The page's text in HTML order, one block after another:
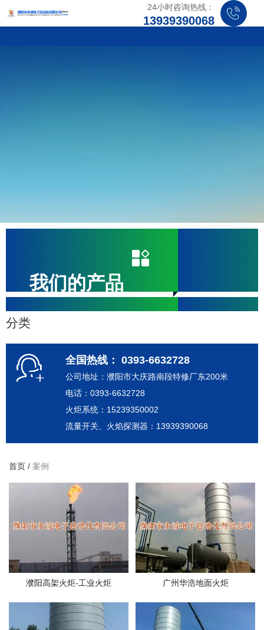
24小时咨询热线：
13939390068
我们的产品
分类
全国热线： 0393-6632728
公司地址：濮阳市大庆路南段特修厂东200米
电话：0393-6632728
火炬系统：15239350002
流量开关、火焰探测器：13939390068
首页 / 案例
濮阳高架火炬-工业火炬 广州华浩地面火炬